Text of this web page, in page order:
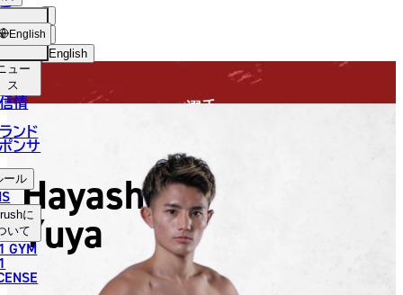
English
中文（简体）
中文（繁體）
ไทย
العربية
ョッ
プ
ュー
ス
情
ンド
ンサ
ール
に
いて
GYM
English
選手
Hayashi
Yuya